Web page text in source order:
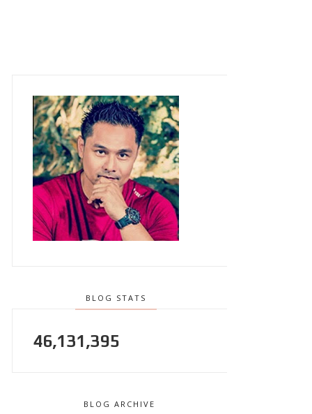
BLOG STATS
46,131,395
BLOG ARCHIVE